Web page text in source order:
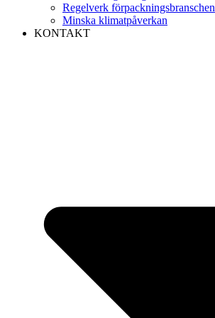
Regelverk förpackningsbranschen
Minska klimatpåverkan
KONTAKT